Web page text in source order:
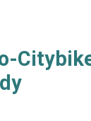
Citybike